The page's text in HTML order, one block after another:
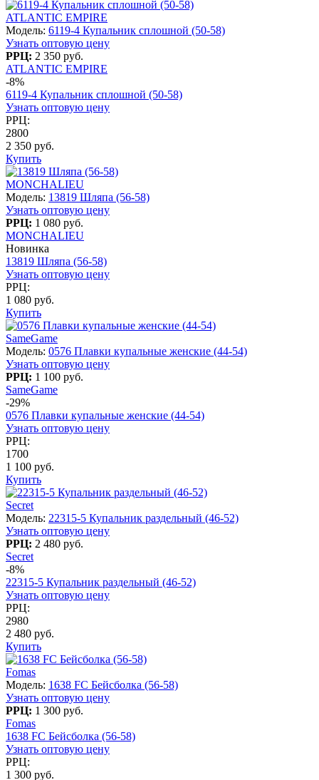
ATLANTIC EMPIRE
Модель: 6119-4 Купальник сплошной (50-58)
Узнать оптовую цену
РРЦ: 2 350 руб.
ATLANTIC EMPIRE
-8%
6119-4 Купальник сплошной (50-58)
Узнать оптовую цену
РРЦ:
2800
2 350 руб.
Купить
MONCHALIEU
Модель: 13819 Шляпа (56-58)
Узнать оптовую цену
РРЦ: 1 080 руб.
MONCHALIEU
Новинка
13819 Шляпа (56-58)
Узнать оптовую цену
РРЦ:
1 080 руб.
Купить
SameGame
Модель: 0576 Плавки купальные женские (44-54)
Узнать оптовую цену
РРЦ: 1 100 руб.
SameGame
-29%
0576 Плавки купальные женские (44-54)
Узнать оптовую цену
РРЦ:
1700
1 100 руб.
Купить
Secret
Модель: 22315-5 Купальник раздельный (46-52)
Узнать оптовую цену
РРЦ: 2 480 руб.
Secret
-8%
22315-5 Купальник раздельный (46-52)
Узнать оптовую цену
РРЦ:
2980
2 480 руб.
Купить
Fomas
Модель: 1638 FC Бейсболка (56-58)
Узнать оптовую цену
РРЦ: 1 300 руб.
Fomas
1638 FC Бейсболка (56-58)
Узнать оптовую цену
РРЦ:
1 300 руб.